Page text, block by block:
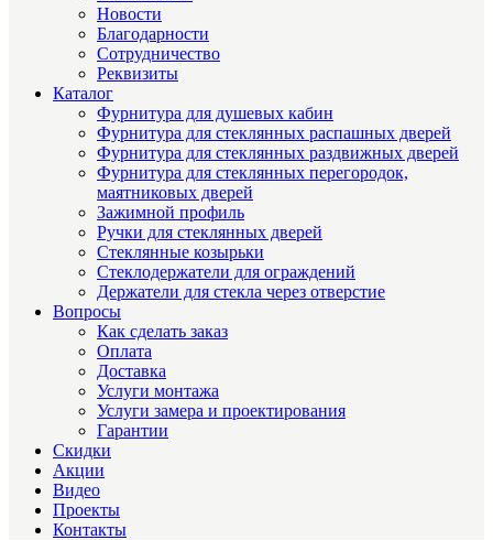
Новости
Благодарности
Сотрудничество
Реквизиты
Каталог
Фурнитура для душевых кабин
Фурнитура для стеклянных распашных дверей
Фурнитура для стеклянных раздвижных дверей
Фурнитура для стеклянных перегородок,
маятниковых дверей
Зажимной профиль
Ручки для стеклянных дверей
Стеклянные козырьки
Стеклодержатели для ограждений
Держатели для стекла через отверстие
Вопросы
Как сделать заказ
Оплата
Доставка
Услуги монтажа
Услуги замера и проектирования
Гарантии
Скидки
Акции
Видео
Проекты
Контакты